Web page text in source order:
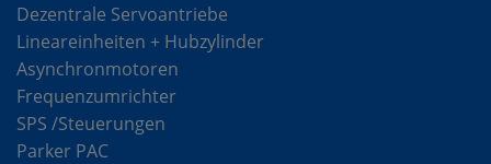
Dezentrale Servoantriebe
Lineareinheiten + Hubzylinder
Asynchronmotoren
Frequenzumrichter
SPS /Steuerungen
Parker PAC